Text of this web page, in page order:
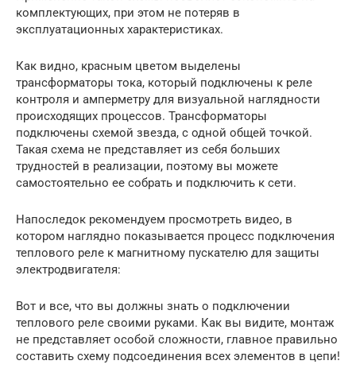
комплектующих, при этом не потеряв в
эксплуатационных характеристиках.
Как видно, красным цветом выделены
трансформаторы тока, который подключены к реле
контроля и амперметру для визуальной наглядности
происходящих процессов. Трансформаторы
подключены схемой звезда, с одной общей точкой.
Такая схема не представляет из себя больших
трудностей в реализации, поэтому вы можете
самостоятельно ее собрать и подключить к сети.
Напоследок рекомендуем просмотреть видео, в
котором наглядно показывается процесс подключения
теплового реле к магнитному пускателю для защиты
электродвигателя:
Вот и все, что вы должны знать о подключении
теплового реле своими руками. Как вы видите, монтаж
не представляет особой сложности, главное правильно
составить схему подсоединения всех элементов в цепи!